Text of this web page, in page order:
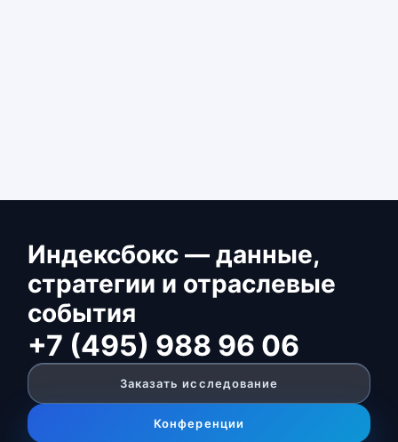
Индексбокс — данные,
стратегии и отраслевые
события
+7 (495) 988 96 06
Заказать исследование
Конференции